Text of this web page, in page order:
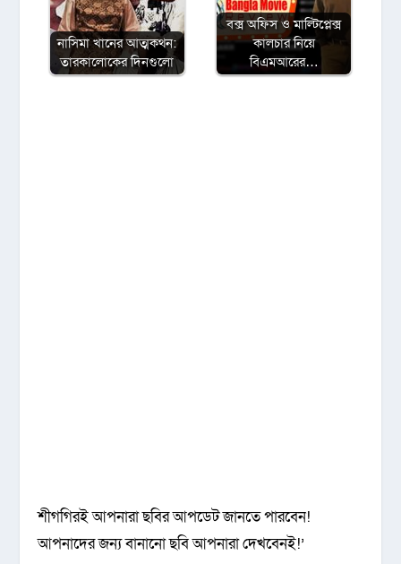
নাসিমা খানের আত্মকথন:
তারকালোকের দিনগুলো
বক্স অফিস ও মাল্টিপ্লেক্স
কালচার নিয়ে
বিএমআরের…
শীগগিরই আপনারা ছবির আপডেট জানতে পারবেন!
আপনাদের জন্য বানানো ছবি আপনারা দেখবেনই!’